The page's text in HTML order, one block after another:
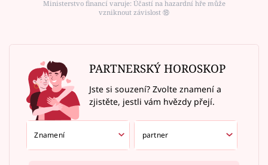
Ministerstvo financí varuje: Účastí na hazardní hře může
vzniknout závislost ⑱
PARTNERSKÝ HOROSKOP
Jste si souzení? Zvolte znamení a
zjistěte, jestli vám hvězdy přejí.